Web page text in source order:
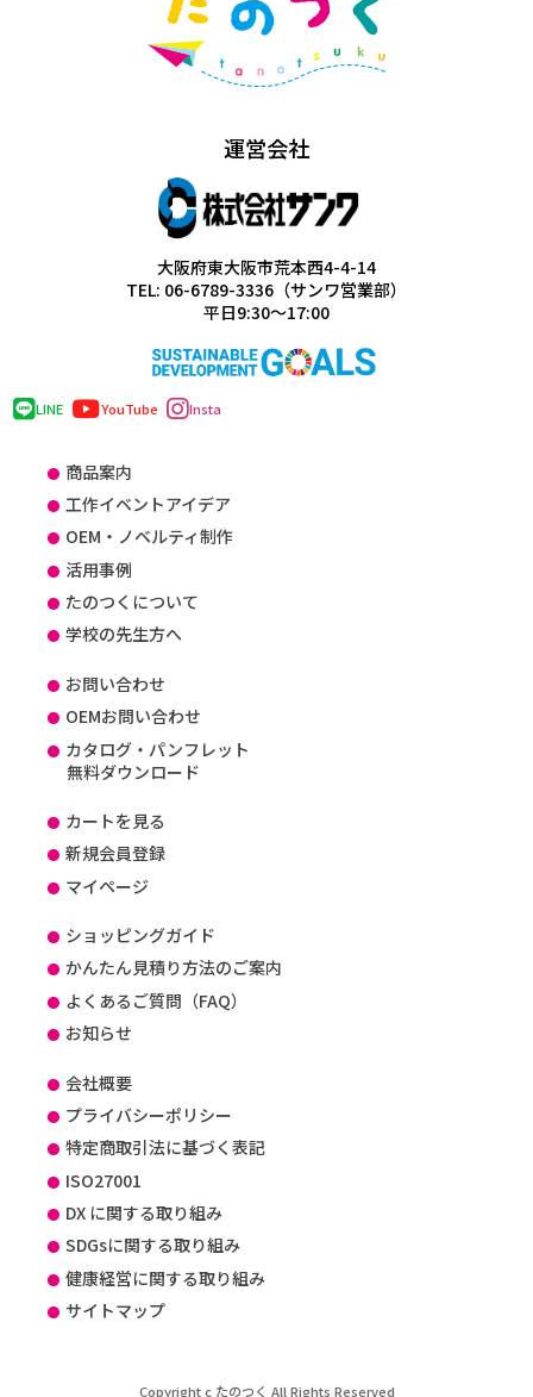
運営会社
大阪府東大阪市荒本西4-4-14
TEL: 06-6789-3336（サンワ営業部）
平日9:30～17:00
LINE YouTube Insta
商品案内
工作イベントアイデア
OEM・ノベルティ制作
活用事例
たのつくについて
学校の先生方へ
お問い合わせ
OEMお問い合わせ
カタログ・パンフレット
無料ダウンロード
カートを見る
新規会員登録
マイページ
ショッピングガイド
かんたん見積り方法のご案内
よくあるご質問（FAQ）
お知らせ
会社概要
プライバシーポリシー
特定商取引法に基づく表記
ISO27001
DX に関する取り組み
SDGsに関する取り組み
健康経営に関する取り組み
サイトマップ
Copyright c たのつく All Rights Reserved